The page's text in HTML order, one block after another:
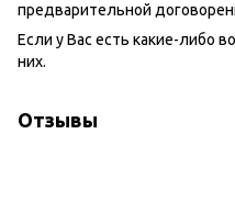
предварительной
Если у Вас есть какие-либо
них.
Отзывы